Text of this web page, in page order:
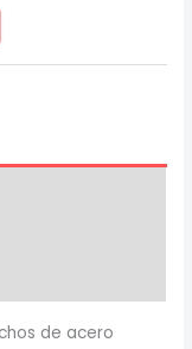
de acero